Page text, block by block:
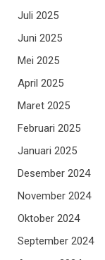
Juli 2025
Juni 2025
Mei 2025
April 2025
Maret 2025
Februari 2025
Januari 2025
Desember 2024
November 2024
Oktober 2024
September 2024